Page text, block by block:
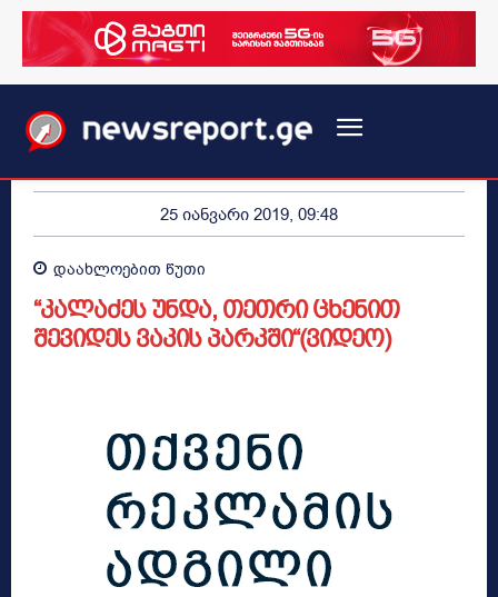
25 იანვარი 2019, 09:48
დაახლოებით წუთი
“კალაძეს უნდა, თეთრი ცხენით
შევიდეს ვაკის პარკში“(ვიდეო)